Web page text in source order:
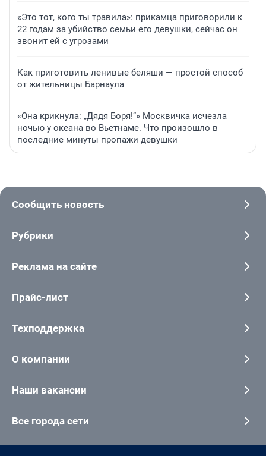
«Это тот, кого ты травила»: прикамца приговорили к
22 годам за убийство семьи его девушки, сейчас он
звонит ей с угрозами
Как приготовить ленивые беляши — простой способ
от жительницы Барнаула
«Она крикнула: „Дядя Боря!“» Москвичка исчезла
ночью у океана во Вьетнаме. Что произошло в
последние минуты пропажи девушки
Сообщить новость
Рубрики
Реклама на сайте
Прайс-лист
Техподдержка
О компании
Наши вакансии
Все города сети